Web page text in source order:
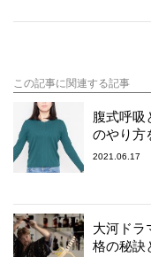
この記事に関連する記事
腹式呼吸
のやり方
2021.06.17
大河ドラ
格の秘訣